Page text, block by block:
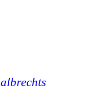
albrechts